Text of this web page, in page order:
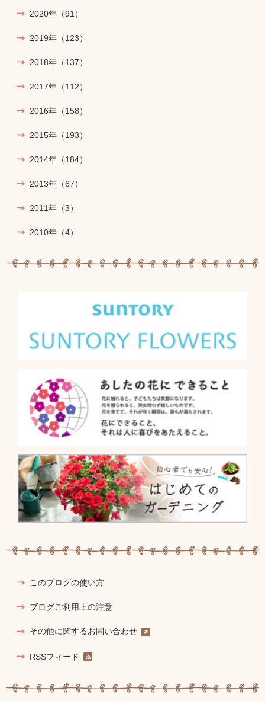
2020年 （91）
2019年 （123）
2018年 （137）
2017年 （112）
2016年 （158）
2015年 （193）
2014年 （184）
2013年 （67）
2011年 （3）
2010年 （4）
このブログの使い方
ブログご利用上の注意
その他に関するお問い合わせ
RSSフィード